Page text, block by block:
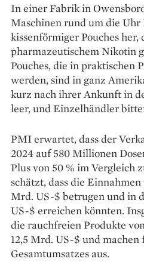
In einer Fabrik in
Maschinen rund um die
kissenförmiger Pouches her,
pharmazeutischem Nikotin
Pouches, die in praktischen
werden, sind in ganz
kurz nach ihrer Ankunft in
leer, und Einzelhändler
PMI erwartet, dass der
2024 auf 580 Millionen
Plus von 50 % im Vergleich
schätzt, dass die
Mrd. US-$ betrugen und in
US-$ erreichen könnten.
die rauchfreien Produkte
12,5 Mrd. US-$ und machen
Gesamtumsatzes aus.